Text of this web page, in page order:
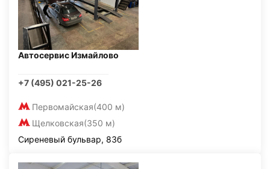
Автосервис Измайлово
+7 (495) 021-25-26
Первомайская(400 м)
Щелковская(350 м)
Сиреневый бульвар, 83б